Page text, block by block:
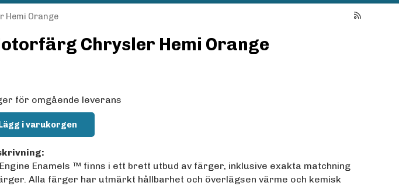
Hemi Orange
Chrysler Hemi Orange
för omgående leverans
Lägg i varukorgen
Engine Enamels ™ finns i ett brett utbud av färger, inklusive exakta matchning
Alla färger har utmärkt hållbarhet och överlägsen värme och kemisk